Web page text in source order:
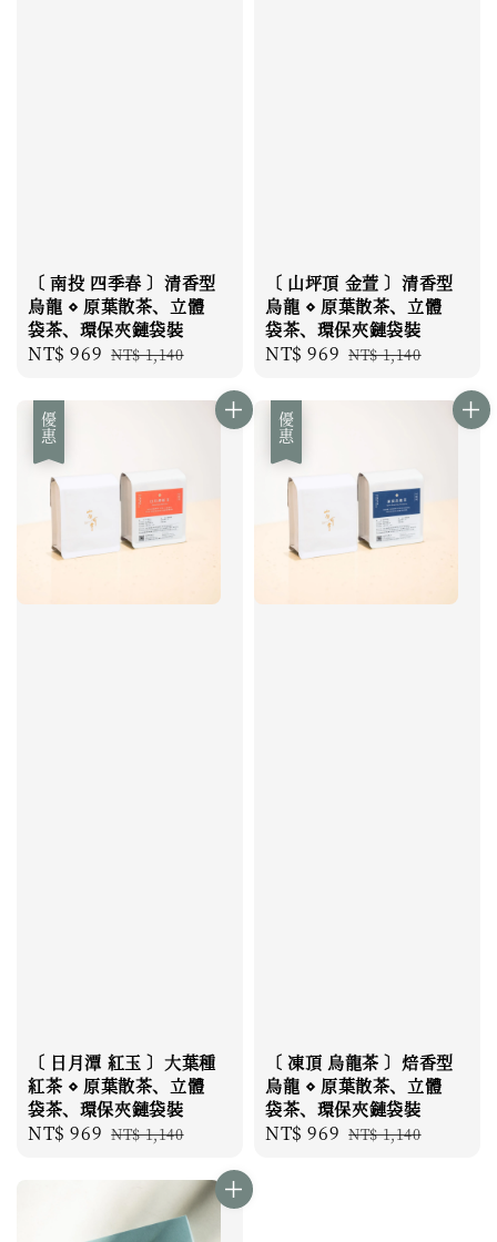
〔 南投 四季春 〕清香型
烏龍 ⋄ 原葉散茶、立體
袋茶、環保夾鏈袋裝
Sale
NT$ 969 Regular
NT$ 1,140
〔 山坪頂 金萱 〕清香型
烏龍 ⋄ 原葉散茶、立體
袋茶、環保夾鏈袋裝
Sale
NT$ 969 Regular
NT$ 1,140
優惠
〔 日月潭 紅玉 〕大葉種
紅茶 ⋄ 原葉散茶、立體
袋茶、環保夾鏈袋裝
Sale
NT$ 969 Regular
NT$ 1,140
優惠
〔 凍頂 烏龍茶 〕焙香型
烏龍 ⋄ 原葉散茶、立體
袋茶、環保夾鏈袋裝
Sale
NT$ 969 Regular
NT$ 1,140